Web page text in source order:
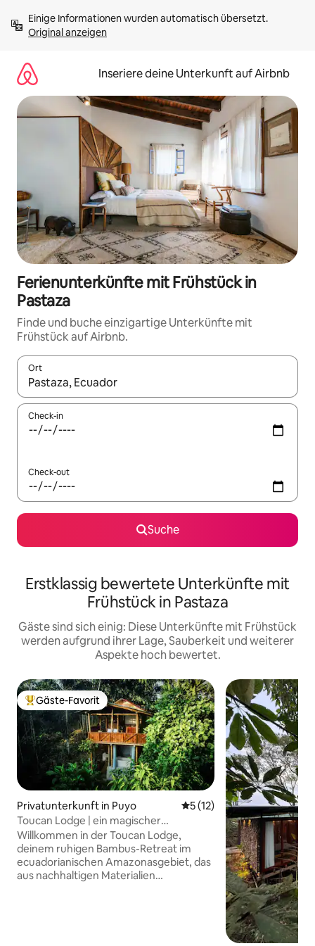
Inhalten
springenOriginal anzeigen
Inseriere deine Unterkunft auf Airbnb
Ferienunterkünfte mit Frühstück in
Pastaza
Finde und buche einzigartige Unterkünfte mit
Frühstück auf Airbnb.
Ort
Wenn Ergebnisse verfügbar sind, navigiere mit den
Check-in
Check-out
Suche
Erstklassig bewertete Unterkünfte mit
Frühstück in Pastaza
Gäste sind sich einig: Diese Unterkünfte mit Frühstück
werden aufgrund ihrer Lage, Sauberkeit und weiterer
Aspekte hoch bewertet.
Beliebter Gäste-Favorit.
Gäste-Favorit
Privatunterkunft in Puyo Durchschnittliche
5 (12)
Toucan Lodge | ein magischer
Rückzugsort im Amazonas-Regenwald
Willkommen in der Toucan Lodge,
deinem ruhigen Bambus-Retreat im
ecuadorianischen Amazonasgebiet, das
aus nachhaltigen Materialien